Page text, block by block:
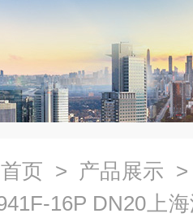
首页 > 产品展示
16P DN20上